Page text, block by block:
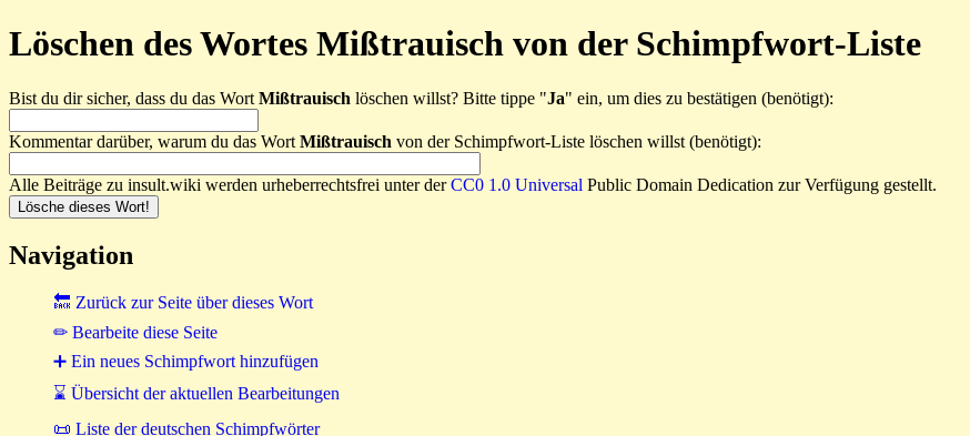
Löschen des Wortes Mißtrauisch von der Schimpfwort-Liste
Bist du dir sicher, dass du das Wort Mißtrauisch löschen willst? Bitte tippe "Ja" ein, um dies zu bestätigen (benötigt):
Kommentar darüber, warum du das Wort Mißtrauisch von der Schimpfwort-Liste löschen willst (benötigt):
Alle Beiträge zu insult.wiki werden urheberrechtsfrei unter derCC0 1.0 Universal Public Domain Dedication zur Verfügung gestellt.
Navigation
🔙 Zurück zur Seite über dieses Wort
✏ Bearbeite diese Seite
➕ Ein neues Schimpfwort hinzufügen
⌛ Übersicht der aktuellen Bearbeitungen
📜 Liste der deutschen Schimpfwörter